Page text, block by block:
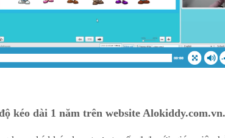
kéo dài 1 năm trên website Alokiddy.com.vn.